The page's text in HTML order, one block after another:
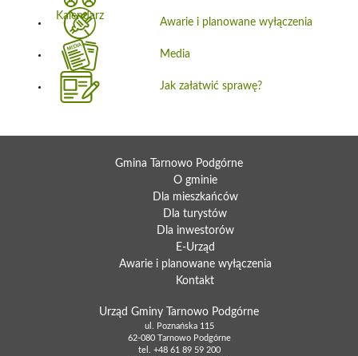
Awarie i planowane wyłączenia
Media
Jak załatwić sprawę?
Gmina Tarnowo Podgórne
O gminie
Dla mieszkańców
Dla turystów
Dla inwestorów
E-Urząd
Awarie i planowane wyłączenia
Kontakt
Urząd Gminy Tarnowo Podgórne
ul. Poznańska 115
62-080 Tarnowo Podgórne
tel. +48 61 89 59 200